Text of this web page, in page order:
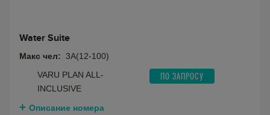
Water Suite
Макс чел: 3A(12-100)
VARU PLAN ALL-
INCLUSIVE
ПО ЗАПРОСУ
Описание номера